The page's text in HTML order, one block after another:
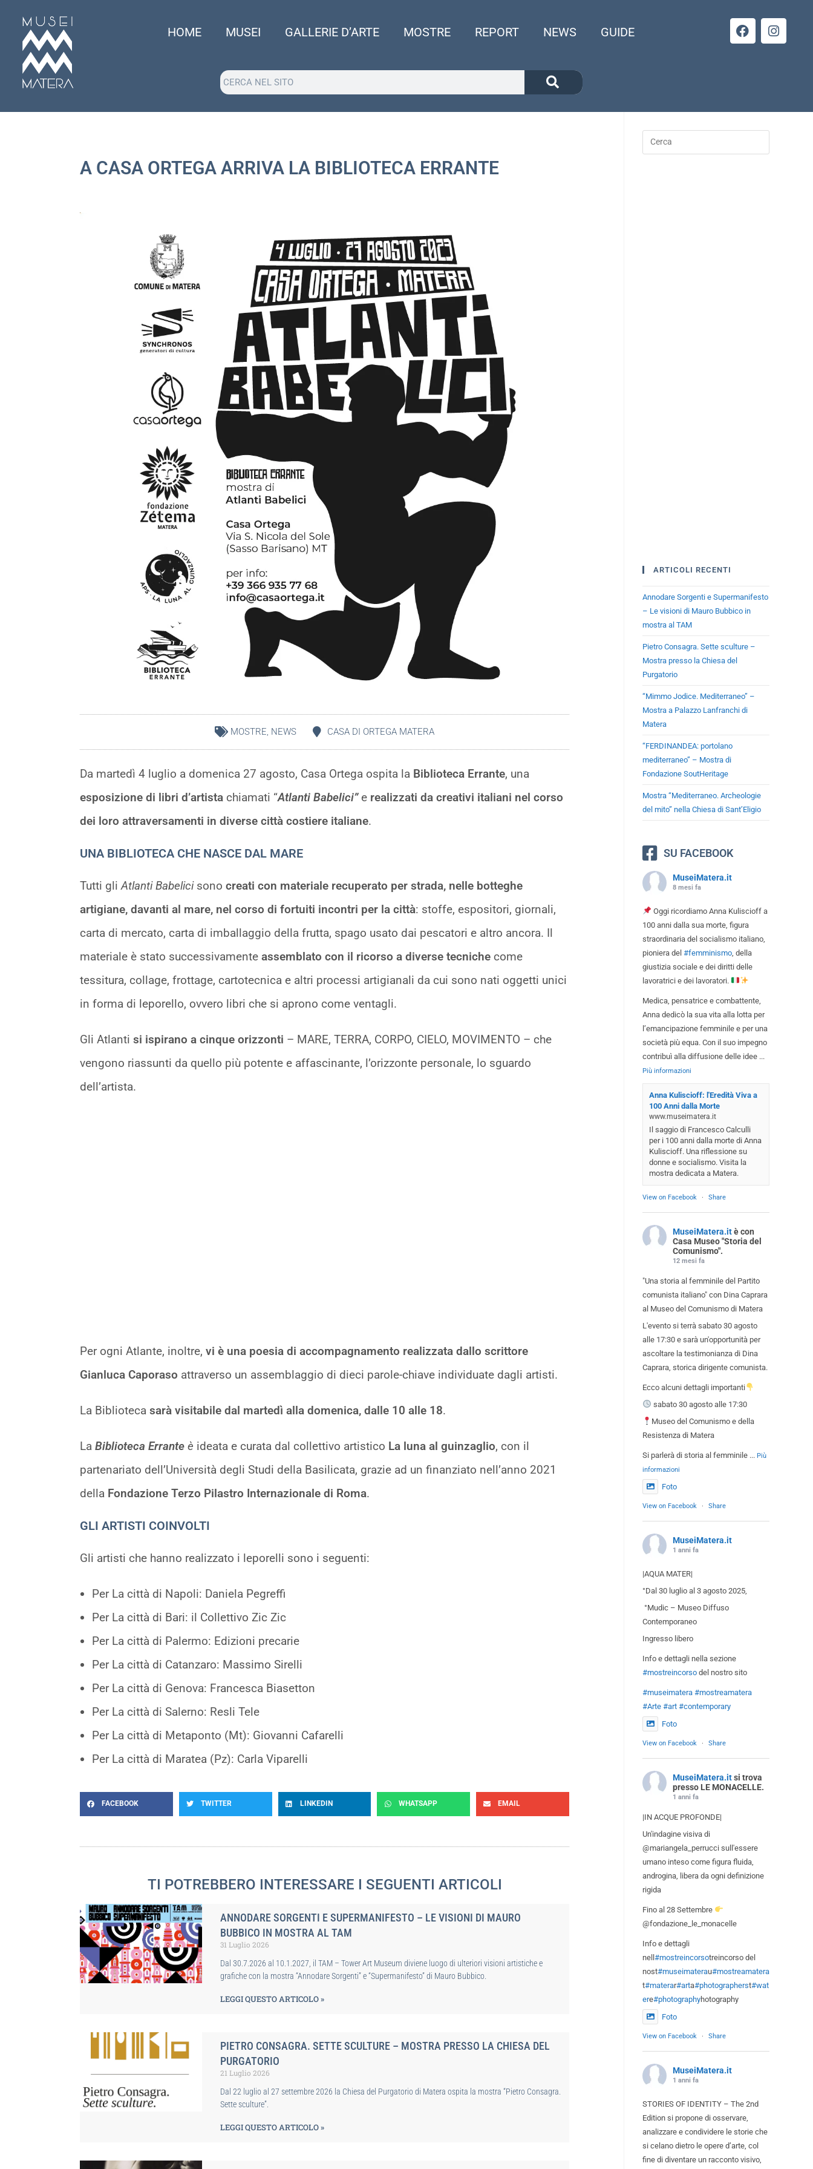
HOME MUSEI GALLERIE D’ARTE MOSTRE REPORT NEWS GUIDE
A CASA ORTEGA ARRIVA LA BIBLIOTECA ERRANTE
MOSTRE NEWS CASA DI ORTEGA MATERA
Da martedì 4 luglio a domenica 27 agosto, Casa Ortega ospita la Biblioteca Errante, una
esposizione di libri d’artista chiamati “Atlanti Babelici” e realizzati da creativi italiani nel corso
dei loro attraversamenti in diverse città costiere italiane.
UNA BIBLIOTECA CHE NASCE DAL MARE
Tutti gli Atlanti Babelici sono creati con materiale recuperato per strada, nelle botteghe
artigiane, davanti al mare, nel corso di fortuiti incontri per la città: stoffe, espositori, giornali,
carta di mercato, carta di imballaggio della frutta, spago usato dai pescatori e altro ancora. Il
materiale è stato successivamente assemblato con il ricorso a diverse tecniche come
tessitura, collage, frottage, cartotecnica e altri processi artigianali da cui sono nati oggetti unici
in forma di leporello, ovvero libri che si aprono come ventagli.
Gli Atlanti si ispirano a cinque orizzonti – MARE, TERRA, CORPO, CIELO, MOVIMENTO – che
vengono riassunti da quello più potente e affascinante, l’orizzonte personale, lo sguardo
dell’artista.
Per ogni Atlante, inoltre, vi è una poesia di accompagnamento realizzata dallo scrittore
Gianluca Caporaso attraverso un assemblaggio di dieci parole-chiave individuate dagli artisti.
La Biblioteca sarà visitabile dal martedì alla domenica, dalle 10 alle 18.
La Biblioteca Errante è ideata e curata dal collettivo artistico La luna al guinzaglio, con il
partenariato dell’Università degli Studi della Basilicata, grazie ad un finanziato nell’anno 2021
della Fondazione Terzo Pilastro Internazionale di Roma.
GLI ARTISTI COINVOLTI
Gli artisti che hanno realizzato i leporelli sono i seguenti:
Per La città di Napoli: Daniela Pegreffi
Per La città di Bari: il Collettivo Zic Zic
Per La città di Palermo: Edizioni precarie
Per La città di Catanzaro: Massimo Sirelli
Per La città di Genova: Francesca Biasetton
Per La città di Salerno: Resli Tele
Per La città di Metaponto (Mt): Giovanni Cafarelli
Per La città di Maratea (Pz): Carla Viparelli
FACEBOOK TWITTER LINKEDIN WHATSAPP EMAIL
TI POTREBBERO INTERESSARE I SEGUENTI ARTICOLI
ANNODARE SORGENTI E SUPERMANIFESTO – LE VISIONI DI MAURO
BUBBICO IN MOSTRA AL TAM
31 Luglio 2026
Dal 30.7.2026 al 10.1.2027, il TAM – Tower Art Museum diviene luogo di ulteriori visioni artistiche e
grafiche con la mostra “Annodare Sorgenti” e “Supermanifesto” di Mauro Bubbico.
LEGGI QUESTO ARTICOLO »
PIETRO CONSAGRA. SETTE SCULTURE – MOSTRA PRESSO LA CHIESA DEL
PURGATORIO
21 Luglio 2026
Dal 22 luglio al 27 settembre 2026 la Chiesa del Purgatorio di Matera ospita la mostra “Pietro Consagra.
Sette sculture”.
LEGGI QUESTO ARTICOLO »
ARTICOLI RECENTI
Annodare Sorgenti e Supermanifesto
– Le visioni di Mauro Bubbico in
mostra al TAM
Pietro Consagra. Sette sculture –
Mostra presso la Chiesa del
Purgatorio
“Mimmo Jodice. Mediterraneo” –
Mostra a Palazzo Lanfranchi di
Matera
“FERDINANDEA: portolano
mediterraneo” – Mostra di
Fondazione SoutHeritage
Mostra “Mediterraneo. Archeologie
del mito” nella Chiesa di Sant’Eligio
SU FACEBOOK
MuseiMatera.it
8 mesi fa
Oggi ricordiamo Anna Kuliscioff a
100 anni dalla sua morte, figura
straordinaria del socialismo italiano,
pioniera del #femminismo , della
giustizia sociale e dei diritti delle
lavoratrici e dei lavoratori.
Medica, pensatrice e combattente,
Anna dedicò la sua vita alla lotta per
l’emancipazione femminile e per una
società più equa. Con il suo impegno
contribuì alla diffusione delle idee ...
Più informazioni
Anna Kuliscioff: l'Eredità Viva a
100 Anni dalla Morte
www.museimatera.it
Il saggio di Francesco Calculli
per i 100 anni dalla morte di Anna
Kuliscioff. Una riflessione su
donne e socialismo. Visita la
mostra dedicata a Matera.
View on Facebook · Share
MuseiMatera.itè con
Casa Museo "Storia del
Comunismo".
12 mesi fa
"Una storia al femminile del Partito
comunista italiano" con Dina Caprara
al Museo del Comunismo di Matera
L'evento si terrà sabato 30 agosto
alle 17:30 e sarà un'opportunità per
ascoltare la testimonianza di Dina
Caprara, storica dirigente comunista.
Ecco alcuni dettagli importanti
sabato 30 agosto alle 17:30
Museo del Comunismo e della
Resistenza di Matera
Si parlerà di storia al femminile ... Più
informazioni
Foto
View on Facebook · Share
MuseiMatera.it
1 anni fa
|AQUA MATER|
°Dal 30 luglio al 3 agosto 2025,
°Mudic – Museo Diffuso
Contemporaneo
Ingresso libero
Info e dettagli nella sezione
#mostreincorso del nostro sito
#museimatera #mostreamatera
#Arte #art #contemporary
Foto
View on Facebook · Share
MuseiMatera.itsi trova
presso LE MONACELLE.
1 anni fa
|IN ACQUE PROFONDE|
Un'indagine visiva di
@mariangela_perrucci sull'essere
umano inteso come figura fluida,
androgina, libera da ogni definizione
rigida
Fino al 28 Settembre
@fondazione_le_monacelle
Info e dettagli
nell#mostreincorsotreincorso del
nost#museimaterau#mostreamatera
t#materar#arta#photographerst#wat
ere#photographyhotography
Foto
View on Facebook · Share
MuseiMatera.it
1 anni fa
STORIES OF IDENTITY – The 2nd
Edition si propone di osservare,
analizzare e condividere le storie che
si celano dietro le opere d’arte, col
fine di diventare un racconto visivo,